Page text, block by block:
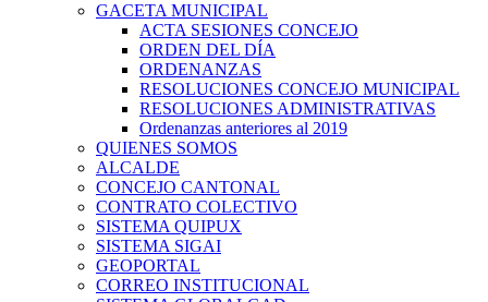
GACETA MUNICIPAL
ACTA SESIONES CONCEJO
ORDEN DEL DÍA
ORDENANZAS
RESOLUCIONES CONCEJO MUNICIPAL
RESOLUCIONES ADMINISTRATIVAS
Ordenanzas anteriores al 2019
QUIENES SOMOS
ALCALDE
CONCEJO CANTONAL
CONTRATO COLECTIVO
SISTEMA QUIPUX
SISTEMA SIGAI
GEOPORTAL
CORREO INSTITUCIONAL